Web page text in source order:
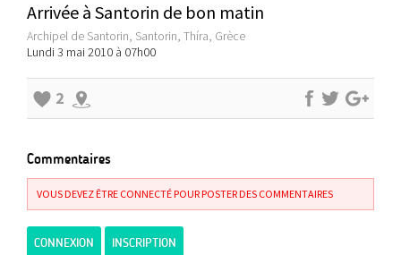
Arrivée à Santorin de bon matin
Archipel de Santorin, Santorin, Thíra, Grèce
Lundi 3 mai 2010 à 07h00
2
Commentaires
VOUS DEVEZ ÊTRE CONNECTÉ POUR POSTER DES COMMENTAIRES
CONNEXION INSCRIPTION